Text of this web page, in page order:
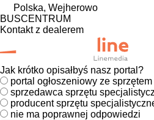
Polska, Wejherowo
BUSCENTRUM
Kontakt z dealerem
Jak krótko opisałbyś nasz portal?
portal ogłoszeniowy ze
sprzedawca sprzętu
producent sprzętu
nie ma poprawnej odpowiedzi